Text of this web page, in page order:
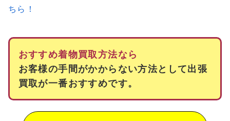
ちら！
おすすめ着物買取方法なら
お客様の手間がかからない方法として出張
買取が一番おすすめです。